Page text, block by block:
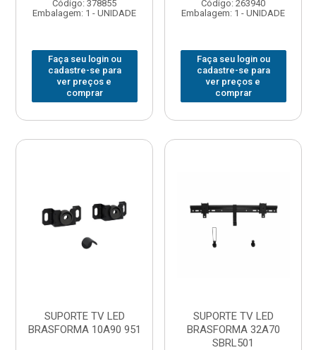
Código: 378855
Embalagem: 1 - UNIDADE
Faça seu login ou
cadastre-se para
ver preços e
comprar
Código: 263940
Embalagem: 1 - UNIDADE
Faça seu login ou
cadastre-se para
ver preços e
comprar
SUPORTE TV LED
BRASFORMA 10A90 951
SUPORTE TV LED
BRASFORMA 32A70
SBRL501